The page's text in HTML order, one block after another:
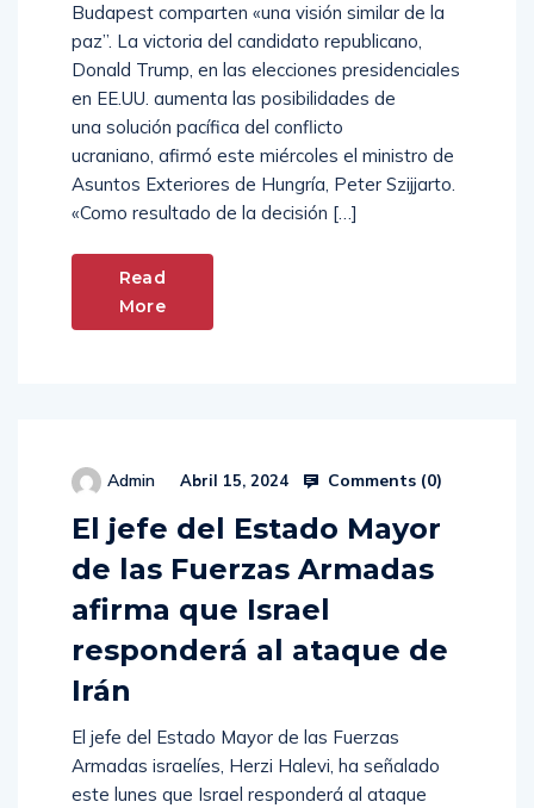
Budapest comparten «una visión similar de la
paz”. La victoria del candidato republicano,
Donald Trump, en las elecciones presidenciales
en EE.UU. aumenta las posibilidades de
una solución pacífica del conflicto
ucraniano, afirmó este miércoles el ministro de
Asuntos Exteriores de Hungría, Peter Szijjarto.
«Como resultado de la decisión […]
Read
More
Admin Abril 15, 2024 Comments (0)
El jefe del Estado Mayor
de las Fuerzas Armadas
afirma que Israel
responderá al ataque de
Irán
El jefe del Estado Mayor de las Fuerzas
Armadas israelíes, Herzi Halevi, ha señalado
este lunes que Israel responderá al ataque